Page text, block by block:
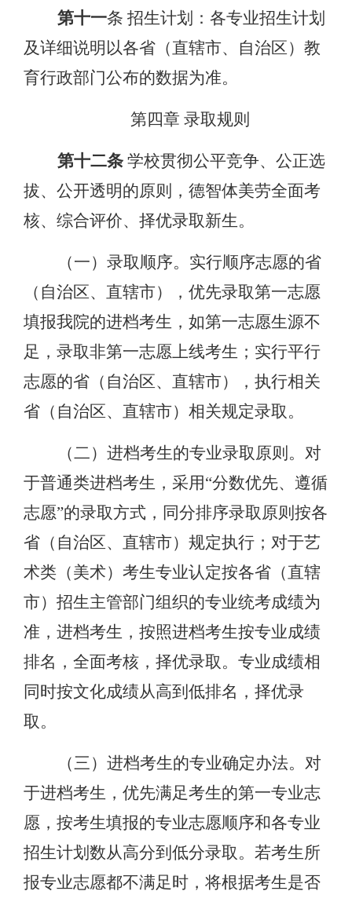
第十一条 招生计划：各专业招生计划
及详细说明以各省（直辖市、自治区）教
育行政部门公布的数据为准。
第四章 录取规则
第十二条 学校贯彻公平竞争、公正选
拔、公开透明的原则，德智体美劳全面考
核、综合评价、择优录取新生。
（一） 录取顺序。实行顺序志愿的省
（自治区、直辖市），优先录取第一志愿
填报我院的进档考生，如第一志愿生源不
足，录取非第一志愿上线考生；实行平行
志愿的省（自治区、直辖市），执行相关
省（自治区、直辖市）相关规定录取。
（二） 进档考生的专业录取原则。对
于普通类进档考生，采用“分数优先、遵循
志愿”的录取方式，同分排序录取原则按各
省（自治区、直辖市）规定执行；对于艺
术类（美术）考生专业认定按各省（直辖
市）招生主管部门组织的专业统考成绩为
准，进档考生，按照进档考生按专业成绩
排名，全面考核，择优录取。专业成绩相
同时按文化成绩从高到低排名，择优录
取。
（三） 进档考生的专业确定办法。对
于进档考生，优先满足考生的第一专业志
愿，按考生填报的专业志愿顺序和各专业
招生计划数从高分到低分录取。若考生所
报专业志愿都不满足时，将根据考生是否